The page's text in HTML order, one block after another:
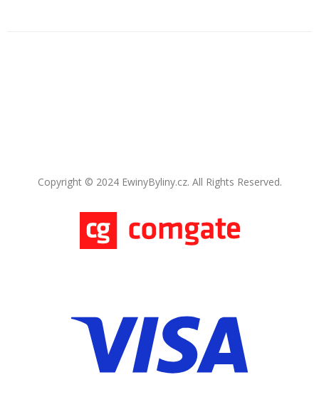
Copyright © 2024 EwinyByliny.cz. All Rights Reserved.